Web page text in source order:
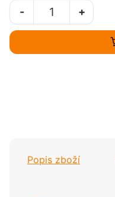
+
-
Popis zboží